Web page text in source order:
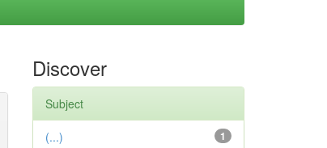
Discover
Subject
1
(...)